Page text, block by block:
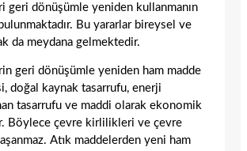
geri dönüşümle yeniden kullanmanın
Bu yararlar bireysel ve
da meydana gelmektedir.
geri dönüşümle yeniden ham madde
doğal kaynak tasarrufu, enerji
tasarrufu ve maddi olarak ekonomik
Böylece çevre kirlilikleri ve çevre
Atık maddelerden yeni ham